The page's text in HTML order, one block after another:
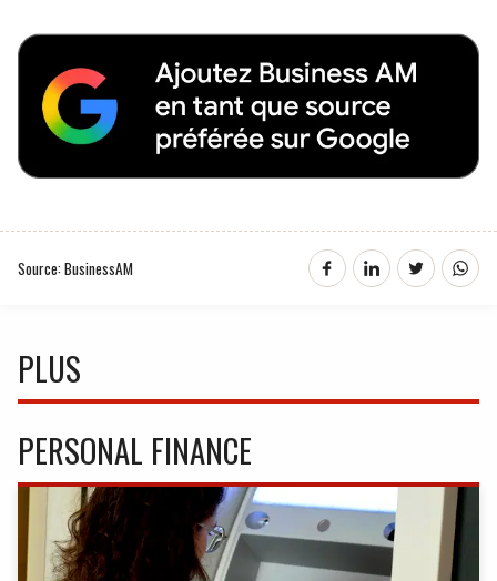
Source: BusinessAM
PLUS
PERSONAL FINANCE